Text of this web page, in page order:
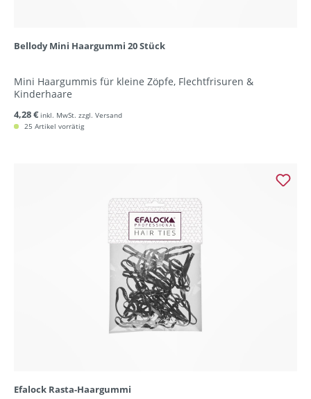
Bellody Mini Haargummi 20 Stück
Mini Haargummis für kleine Zöpfe, Flechtfrisuren &
Kinderhaare
4,28 € inkl. MwSt. zzgl. Versand
25 Artikel vorrätig
Efalock Rasta-Haargummi